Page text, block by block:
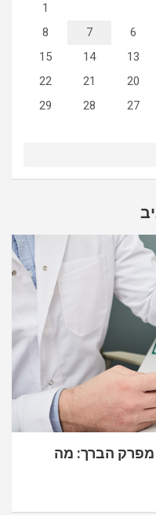
1
6
7
8
13
14
15
20
21
22
27
28
29
הברך: מה